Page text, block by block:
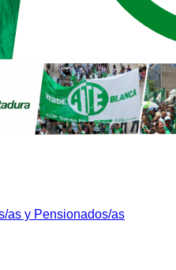
as y Pensionados/as